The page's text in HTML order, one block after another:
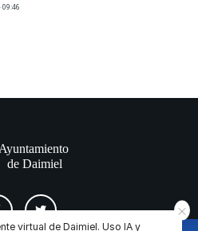
virtual de Daimiel. Uso IA y